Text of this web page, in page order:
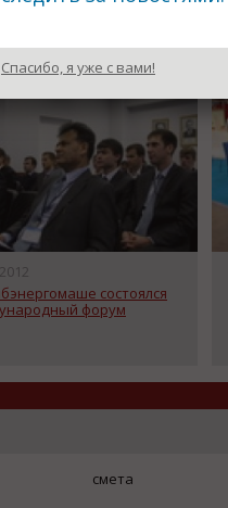
состоялся
форум
смета
Спасибо, я уже с вами!